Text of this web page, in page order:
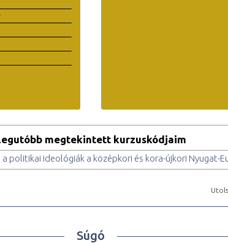
megtekintett kurzuskódjaim
politikai ideológiák a középkori és kora-újkori Nyugat-
Súgó